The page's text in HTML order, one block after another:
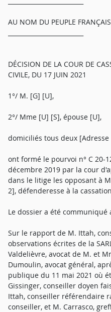
AU NOM DU PEUPLE FRANÇAIS
DÉCISION DE LA COUR DE
CIVILE, DU 17 JUIN 2021
1°/ M. [G] [U],
2°/ Mme [U] [S], épouse [U],
domiciliés tous deux [Adresse
ont formé le pourvoi n° C 20-
décembre 2019 par la cour
dans le litige les opposant à
2], défenderesse à la
Le dossier a été
Sur le rapport de M. Ittah,
observations écrites de la
Valdelièvre, avocat de M. et
Dumoulin, avocat général,
publique du 11 mai 2021 où
Gissinger, conseiller doyen
Ittah, conseiller référendaire
conseiller, et M. Carrasco,